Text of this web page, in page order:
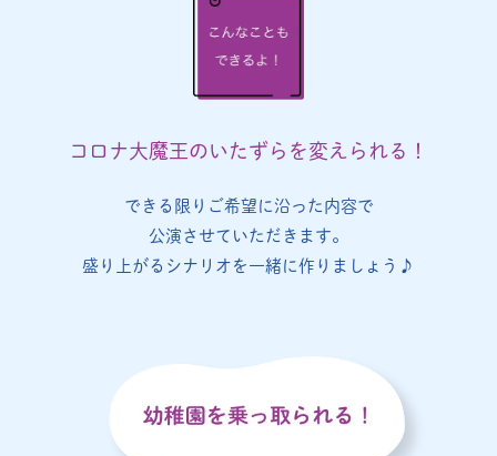
コロナ大魔王のいたずらを変えられる！
できる限りご希望に沿った内容で
公演させていただきます。
盛り上がるシナリオを一緒に作りましょう♪